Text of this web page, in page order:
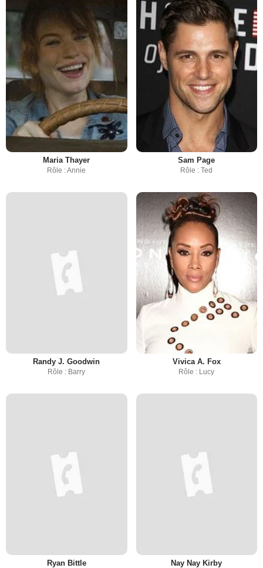
Maria Thayer
Rôle : Annie
Sam Page
Rôle : Ted
Randy J. Goodwin
Rôle : Barry
Vivica A. Fox
Rôle : Lucy
Ryan Bittle Nay Nay Kirby